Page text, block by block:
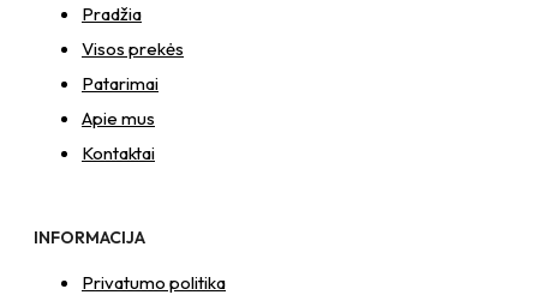
Pradžia
Visos prekės
Patarimai
Apie mus
Kontaktai
INFORMACIJA
Privatumo politika